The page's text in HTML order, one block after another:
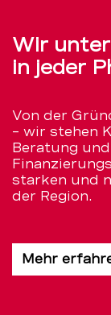
Wir
in jeder
Von der
– wir stehen
Beratung
starken und
der Region.
Mehr